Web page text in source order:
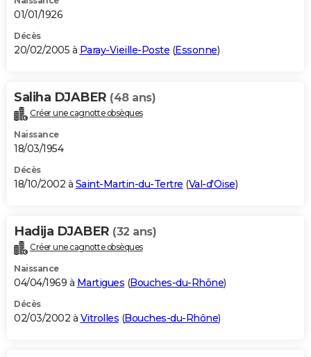
01/01/1926
Décès
20/02/2005 à Paray-Vieille-Poste (Essonne)
Saliha DJABER (48 ans)
Créer une cagnotte obsèques
Naissance
18/03/1954
Décès
18/10/2002 à Saint-Martin-du-Tertre (Val-d'Oise)
Hadija DJABER (32 ans)
Créer une cagnotte obsèques
Naissance
04/04/1969 à Martigues (Bouches-du-Rhône)
Décès
02/03/2002 à Vitrolles (Bouches-du-Rhône)